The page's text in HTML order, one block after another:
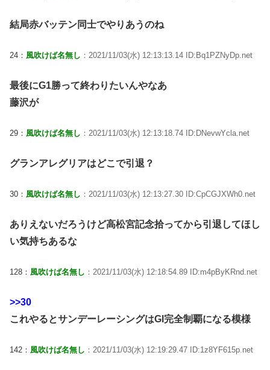
結局赤バッテン同士でやりあうのね
24： 風吹けば名無し ：2021/11/03(水) 12:13:13.14 ID:Bq1PZNyDp.net
最後にG1勝って終わりたいんやなあ
藤沢が
29： 風吹けば名無し ：2021/11/03(水) 12:13:18.74 ID:DNevwYcla.net
グランアレグリアはどこで引退？
30： 風吹けば名無し ：2021/11/03(水) 12:13:27.30 ID:CpCGJXWh0.net
ありえないだろうけど高松宮記念拾ってから引退してほし
い気持ちあるな
128： 風吹けば名無し ：2021/11/03(水) 12:18:54.89 ID:m4pByKRnd.net
>>30
これやるとサンデーレーシングはGI完全制覇になる模様
142： 風吹けば名無し ：2021/11/03(水) 12:19:29.47 ID:1z8YF615p.net